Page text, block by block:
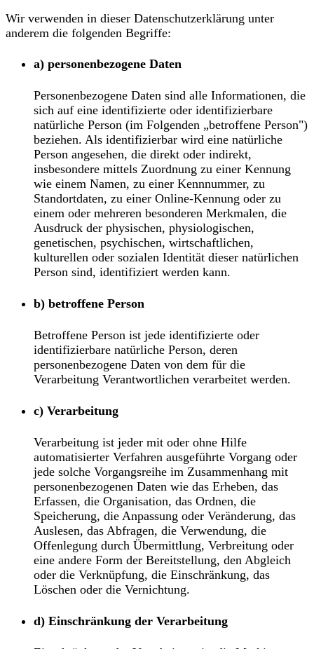
Wir verwenden in dieser Datenschutzerklärung unter
anderem die folgenden Begriffe:
a) personenbezogene Daten
Personenbezogene Daten sind alle Informationen, die
sich auf eine identifizierte oder identifizierbare
natürliche Person (im Folgenden „betroffene Person")
beziehen. Als identifizierbar wird eine natürliche
Person angesehen, die direkt oder indirekt,
insbesondere mittels Zuordnung zu einer Kennung
wie einem Namen, zu einer Kennnummer, zu
Standortdaten, zu einer Online-Kennung oder zu
einem oder mehreren besonderen Merkmalen, die
Ausdruck der physischen, physiologischen,
genetischen, psychischen, wirtschaftlichen,
kulturellen oder sozialen Identität dieser natürlichen
Person sind, identifiziert werden kann.
b) betroffene Person
Betroffene Person ist jede identifizierte oder
identifizierbare natürliche Person, deren
personenbezogene Daten von dem für die
Verarbeitung Verantwortlichen verarbeitet werden.
c) Verarbeitung
Verarbeitung ist jeder mit oder ohne Hilfe
automatisierter Verfahren ausgeführte Vorgang oder
jede solche Vorgangsreihe im Zusammenhang mit
personenbezogenen Daten wie das Erheben, das
Erfassen, die Organisation, das Ordnen, die
Speicherung, die Anpassung oder Veränderung, das
Auslesen, das Abfragen, die Verwendung, die
Offenlegung durch Übermittlung, Verbreitung oder
eine andere Form der Bereitstellung, den Abgleich
oder die Verknüpfung, die Einschränkung, das
Löschen oder die Vernichtung.
d) Einschränkung der Verarbeitung